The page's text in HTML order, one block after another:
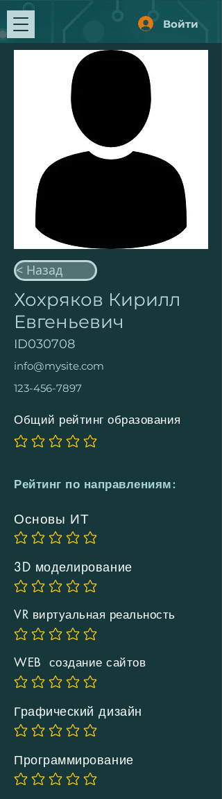
Войти
< Назад
Хохряков Кирилл
Евгеньевич
ID030708
info@mysite.com
123-456-7897
Общий рейтинг образования
Еще нет оценок
Рейтинг по направлениям:
Основы ИТ
Еще нет оценок
3D моделирование
Еще нет оценок
VR виртуальная реальность
Еще нет оценок
WEB создание сайтов
Еще нет оценок
Графический дизайн
Еще нет оценок
Программирование
Еще нет оценок